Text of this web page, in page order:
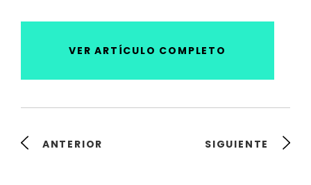
VER ARTÍCULO COMPLETO
ANTERIOR SIGUIENTE